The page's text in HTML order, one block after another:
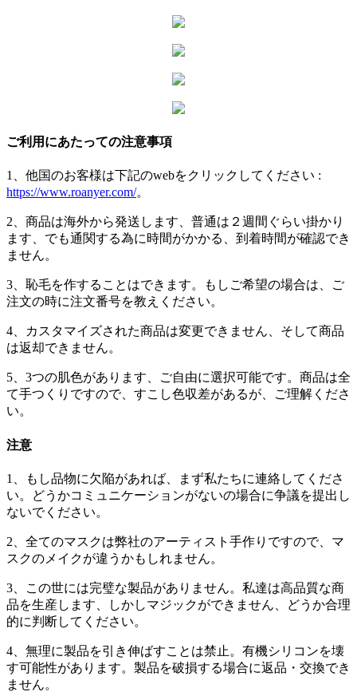
ご利用にあたっての注意事項
1、他国のお客様は下記のwebをクリックしてください :
https://www.roanyer.com/。
2、商品は海外から発送します、普通は２週間ぐらい掛かり
ます、でも通関する為に時間がかかる、到着時間が確認でき
ません。
3、恥毛を作することはできます。もしご希望の場合は、ご
注文の時に注文番号を教えください。
4、カスタマイズされた商品は変更できません、そして商品
は返却できません。
5、3つの肌色があります、ご自由に選択可能です。商品は全
て手つくりですので、すこし色収差があるが、ご理解くださ
い。
注意
1、もし品物に欠陥があれば、まず私たちに連絡してくださ
い。どうかコミュニケーションがないの場合に争議を提出し
ないでください。
2、全てのマスクは弊社のアーティスト手作りですので、マ
スクのメイクが違うかもしれません。
3、この世には完璧な製品がありません。私達は高品質な商
品を生産します、しかしマジックができません、どうか合理
的に判断してください。
4、無理に製品を引き伸ばすことは禁止。有機シリコンを壊
す可能性があります。製品を破損する場合に返品・交換でき
ません。